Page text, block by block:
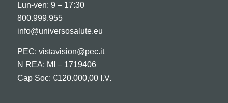
Lun-ven: 9 – 17:30
800.999.955
info@universosalute.eu
PEC: vistavision@pec.it
N REA: MI – 1719406
Cap Soc: €120.000,00 I.V.